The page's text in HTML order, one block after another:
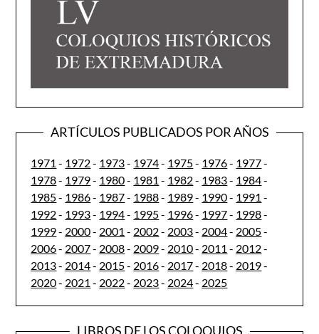
ARTÍCULOS PUBLICADOS POR AÑOS
1971 - 1972- 1973- 1974- 1975- 1976- 1977-
1978- 1979- 1980- 1981 - 1982- 1983- 1984-
1985- 1986- 1987- 1988- 1989- 1990- 1991 -
1992- 1993- 1994- 1995- 1996- 1997- 1998-
1999- 2000- 2001 - 2002- 2003- 2004- 2005-
2006- 2007- 2008- 2009- 2010- 2011 - 2012-
2013- 2014- 2015- 2016- 2017- 2018- 2019-
2020- 2021 - 2022- 2023- 2024- 2025
LIBROS DE LOS COLOQUIOS